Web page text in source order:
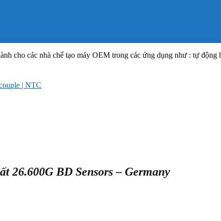
| NTC
cho các nhà chế tạo máy OEM trong các ứng dụng như : tự
26.600G BD Sensors – Germany